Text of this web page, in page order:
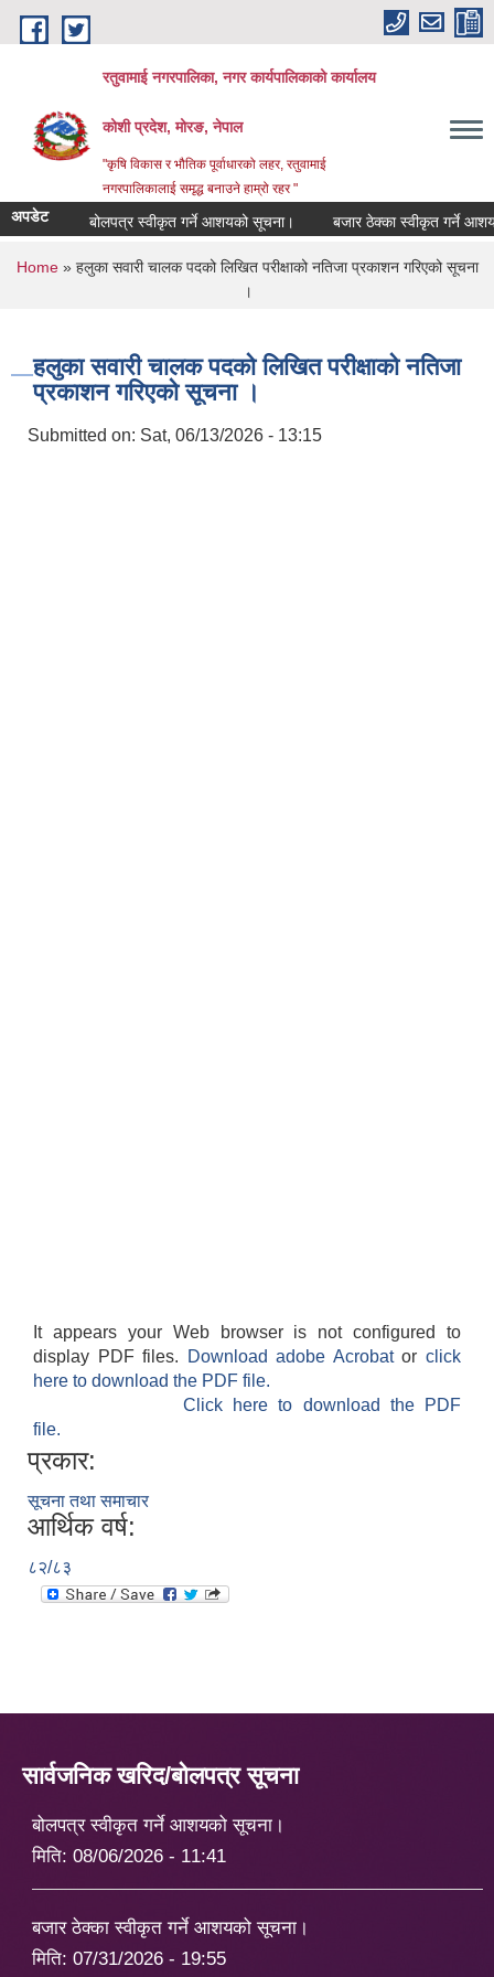
Skip to main content
रतुवामाई नगरपालिका, नगर कार्यपालिकाको कार्यालय
कोशी प्रदेश, मोरङ, नेपाल
"कृषि विकास र भौतिक पूर्वाधारको लहर, रतुवामाई
नगरपालिकालाई समृद्ध बनाउने हाम्रो रहर "
अपडेट बोलपत्र स्वीकृत गर्ने आशयको सूचना। बजार ठेक्का स्वीकृत गर्ने
You are here
Home» हलुका सवारी चालक पदको लिखित परीक्षाको नतिजा प्रकाशन गरिएको सूचना
।
हलुका सवारी चालक पदको लिखित परीक्षाको नतिजा
प्रकाशन गरिएको सूचना ।
Submitted on: Sat, 06/13/2026 - 13:15
It appears your Web browser is not configured to
display PDF files.
Download adobe Acrobatorclick
here to download the PDF file.
Click here to download the PDF
file.
प्रकार:
सूचना तथा समाचार
आर्थिक वर्ष:
८२/८३
सार्वजनिक खरिद/बोलपत्र सूचना
बोलपत्र स्वीकृत गर्ने आशयको सूचना।
मिति: 08/06/2026 - 11:41
बजार ठेक्का स्वीकृत गर्ने आशयको सूचना।
मिति: 07/31/2026 - 19:55